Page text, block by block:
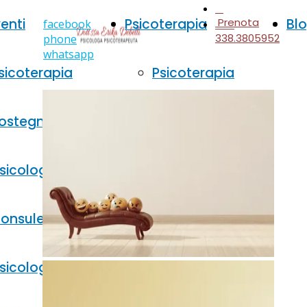
Psicoterapia
Psicoterapia
bambini
facebook
phone
whatsapp
338.3805952
Prenota